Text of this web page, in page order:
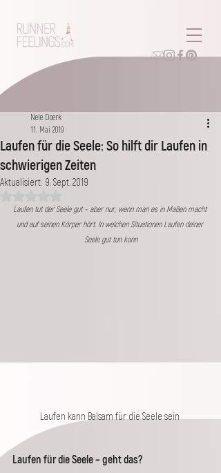
Laufen für die Seele: So hilft dir Laufen in
schwierigen Zeiten
Nele Doerk
11. Mai 2019
Aktualisiert: 9. Sept. 2019
Laufen tut der Seele gut – aber nur, wenn man es in Maßen macht
und auf seinen Körper hört. In welchen Situationen Laufen deiner
Seele gut tun kann
Laufen kann Balsam für die Seele sein
Laufen für die Seele – geht das?